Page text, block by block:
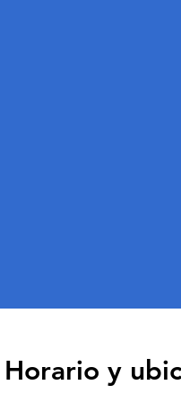
Horario y